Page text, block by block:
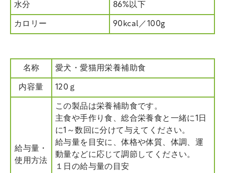
水分 86%以下
カロリー 90kcal／100g
名称 愛犬・愛猫用栄養補助食
内容量 120ｇ
給与量・
使用方法
この製品は栄養補助食です。
主食や手作り食、総合栄養食と一緒に1日
に1～数回に分けて与えてください。
給与量を目安に、体格や体質、体調、運
動量などに応じて調節してください。
１日の給与量の目安